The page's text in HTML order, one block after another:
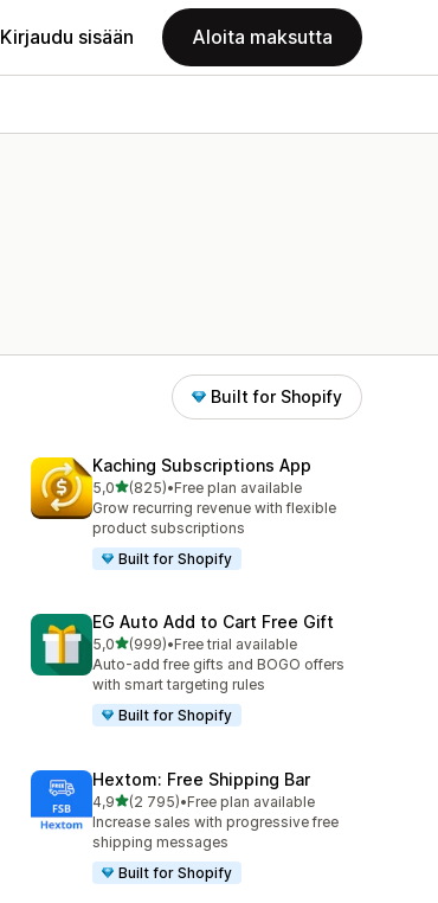
Kirjaudu sisään Aloita maksutta
Built for Shopify
Kaching Subscriptions App
5,0/ 5 tähteä
(825)
825 arvostelua yhteensä
•Free plan available
Grow recurring revenue with flexible
product subscriptions
Built for Shopify
EG Auto Add to Cart Free Gift
5,0/ 5 tähteä
(999)
999 arvostelua yhteensä
•Free trial available
Auto-add free gifts and BOGO offers
with smart targeting rules
Built for Shopify
Hextom: Free Shipping Bar
4,9/ 5 tähteä
(2 795)
2795 arvostelua yhteensä
•Free plan available
Increase sales with progressive free
shipping messages
Built for Shopify